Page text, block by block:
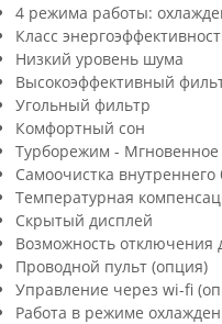
4 режима работы:
Класс
Низкий уровень шума
Высокоэффективный
Угольный фильтр
Комфортный сон
Турборежим - Мгновенное
Самоочистка внутреннего
Температурная
Скрытый дисплей
Возможность отключения
Проводной пульт (опция)
Управление через wi-fi
Работа в режиме